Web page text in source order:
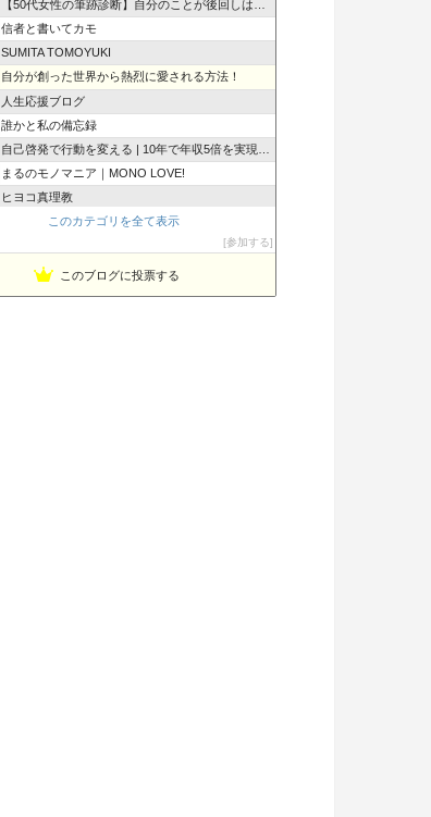
【50代女性の筆跡診断】自分のことが後回しはやめて心を整える
信者と書いてカモ
SUMITA TOMOYUKI
自分が創った世界から熱烈に愛される方法！
人生応援ブログ
誰かと私の備忘録
自己啓発で行動を変える | 10年で年収5倍を実現した方法
まるのモノマニア｜MONO LOVE!
ヒヨコ真理教
キンジの自分の軸研究
三重県桑名市のお片づけ教室〜40代からの身の回り整理塾
このカテゴリを全て表示
参加する
このブログに投票する